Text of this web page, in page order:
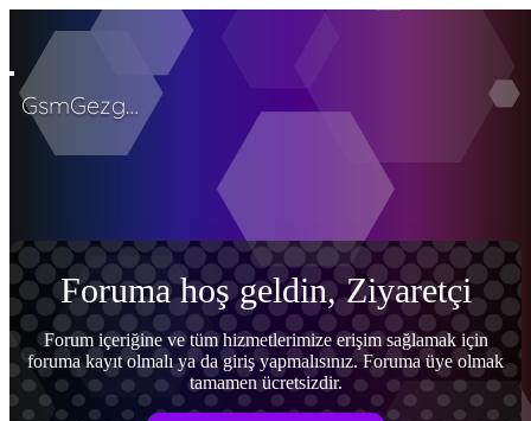
GsmGezgini
Ana sayfa
Forumlarda ara
Neler yeni
Yeni mesajlarYeni profil mesajları Son aktiviteler
Kullanıcılar
Şu anki ziyaretçiler Yeni profil mesajları Profil mesajlarında
ara
Giriş yap
Kayıt ol
Neler yeni
Ara
Menü
Giriş yap
Foruma hoş geldin, Ziyaretçi
Forum içeriğine ve tüm hizmetlerimize erişim sağlamak için
foruma kayıt olmalı ya da giriş yapmalısınız. Foruma üye olmak
tamamen ücretsizdir.